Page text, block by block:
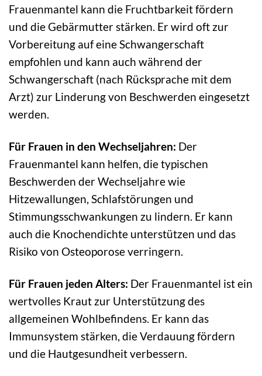
Frauenmantel kann die Fruchtbarkeit fördern
und die Gebärmutter stärken. Er wird oft zur
Vorbereitung auf eine Schwangerschaft
empfohlen und kann auch während der
Schwangerschaft (nach Rücksprache mit dem
Arzt) zur Linderung von Beschwerden eingesetzt
werden.
Für Frauen in den Wechseljahren: Der
Frauenmantel kann helfen, die typischen
Beschwerden der Wechseljahre wie
Hitzewallungen, Schlafstörungen und
Stimmungsschwankungen zu lindern. Er kann
auch die Knochendichte unterstützen und das
Risiko von Osteoporose verringern.
Für Frauen jeden Alters: Der Frauenmantel ist ein
wertvolles Kraut zur Unterstützung des
allgemeinen Wohlbefindens. Er kann das
Immunsystem stärken, die Verdauung fördern
und die Hautgesundheit verbessern.